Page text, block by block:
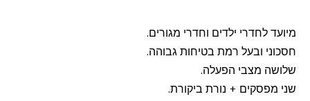
מיועד לחדרי ילדים וחדרי מגורים.
חסכוני ובעל רמת בטיחות גבוהה.
שלושה מצבי הפעלה.
שני מפסקים + נורת ביקורת.